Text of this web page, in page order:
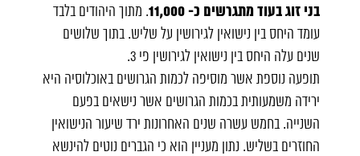
בני זוג בעוד מתגרשים כ- 11,000
. מתוך היהודים בלבד
עומד היחס בין נישואין לגירושין על שליש. בתוך שלושים
שנים עלה היחס בין נישואין לגירושין פי 3.
תופעה נוספת אשר מוסיפה לכמות הגרושים באוכלוסיה היא
ירידה משמעותית בכמות הגרושים אשר נישאים בפעם
השנייה. בחמש עשרה שנים האחרונות ירד שיעור הנישואין
החוזרים בשליש. נתון מעניין הוא כי הגברים נוטים להינשא